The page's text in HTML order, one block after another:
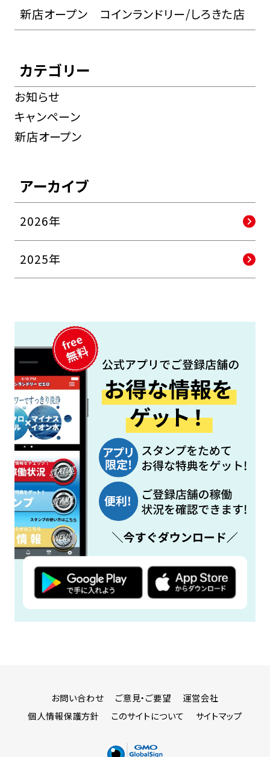
新店オープン コインランドリー/しろきた店
カテゴリー
お知らせ
キャンペーン
新店オープン
アーカイブ
2026年
2025年
お問い合わせ ご意見・ご要望
運営会社
個人情報保護方針
このサイトについて サイトマップ